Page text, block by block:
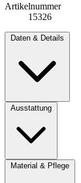
Artikelnummer
15326
Daten & Details
Ausstattung
Material & Pflege